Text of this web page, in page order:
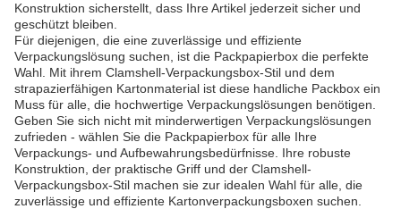
Konstruktion sicherstellt, dass Ihre Artikel jederzeit sicher und
geschützt bleiben.
Für diejenigen, die eine zuverlässige und effiziente
Verpackungslösung suchen, ist die Packpapierbox die perfekte
Wahl. Mit ihrem Clamshell-Verpackungsbox-Stil und dem
strapazierfähigen Kartonmaterial ist diese handliche Packbox ein
Muss für alle, die hochwertige Verpackungslösungen benötigen.
Geben Sie sich nicht mit minderwertigen Verpackungslösungen
zufrieden - wählen Sie die Packpapierbox für alle Ihre
Verpackungs- und Aufbewahrungsbedürfnisse. Ihre robuste
Konstruktion, der praktische Griff und der Clamshell-
Verpackungsbox-Stil machen sie zur idealen Wahl für alle, die
zuverlässige und effiziente Kartonverpackungsboxen suchen.